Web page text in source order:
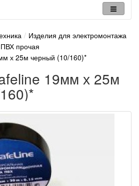
Изделия для электромонтажа
прочая
х 25м черный (10/160)*
19мм х 25м